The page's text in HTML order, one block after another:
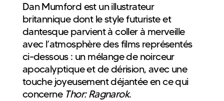
Dan Mumford est un illustrateur
britannique dont le style futuriste et
dantesque parvient à coller à merveille
avec l’atmosphère des films représentés
ci-dessous : un mélange de noirceur
apocalyptique et de dérision, avec une
touche joyeusement déjantée en ce qui
concerne Thor: Ragnarok.